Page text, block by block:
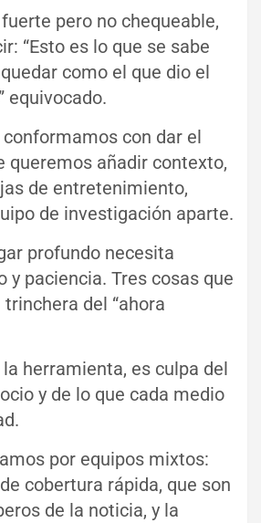
pero no chequeable,
“Esto es lo que se sabe
como el que dio el
equivocado.
con dar el
queremos añadir contexto,
de entretenimiento,
de investigación aparte.
profundo necesita
y paciencia. Tres cosas que
del “ahora
herramienta, es culpa del
y de lo que cada medio
por equipos mixtos:
cobertura rápida, que son
de la noticia, y la